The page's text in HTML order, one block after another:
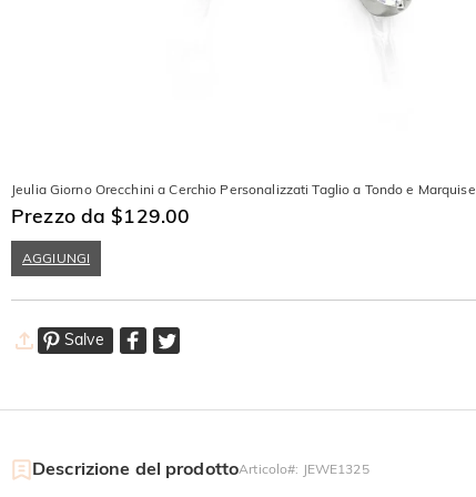
Jeulia Giorno Orecchini a Cerchio Personalizzati Taglio a Tondo e Marquise
Prezzo da $129.00
AGGIUNGI
Salve
Descrizione del prodottoArticolo#: JEWE1325